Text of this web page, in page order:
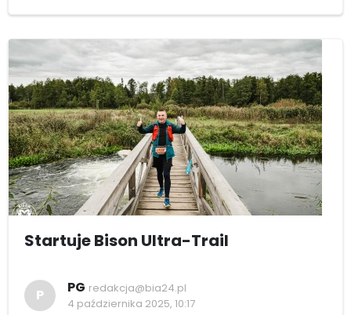
Startuje Bison Ultra-Trail
P PG redakcja@bia24.pl
4 października 2025, 10:17